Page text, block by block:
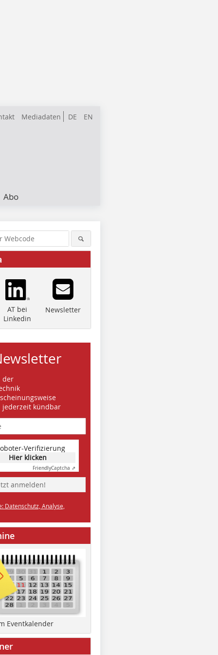
DE EN
Mediadaten
Abo
AT bei
Linkedin
Newsletter
der
jederzeit kündbar
Verifizierung
Hier klicken
FriendlyCaptcha ⇗
anmelden!
Datenschutz, Analyse,
Eventkalender